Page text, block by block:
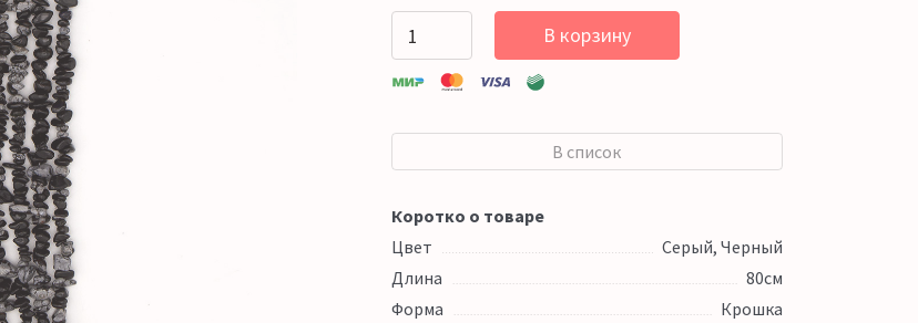
В корзину
В список
Коротко о товаре
Цвет
Серый, Черный
Длина
80см
Форма
Крошка